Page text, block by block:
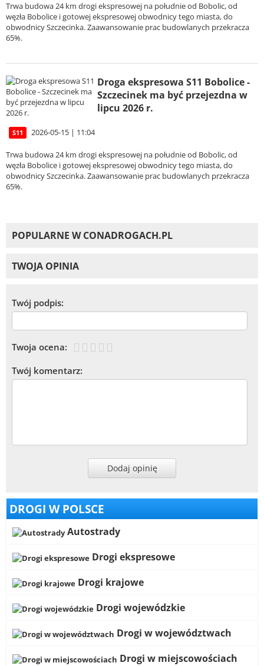
Trwa budowa 24 km drogi ekspresowej na południe od Bobolic, od
węzła Bobolice i gotowej ekspresowej obwodnicy tego miasta, do
obwodnicy Szczecinka. Zaawansowanie prac budowlanych przekracza
65%.
Droga ekspresowa S11 Bobolice -
Szczecinek ma być przejezdna w
lipcu 2026 r.
S11 2026-05-15 | 11:04
Trwa budowa 24 km drogi ekspresowej na południe od Bobolic, od
węzła Bobolice i gotowej ekspresowej obwodnicy tego miasta, do
obwodnicy Szczecinka. Zaawansowanie prac budowlanych przekracza
65%.
POPULARNE W CONADROGACH.PL
TWOJA OPINIA
Twój podpis:
Twoja ocena:
Twój komentarz:
Dodaj opinię
DROGI W POLSCE
Autostrady
Drogi ekspresowe
Drogi krajowe
Drogi wojewódzkie
Drogi w województwach
Drogi w miejscowościach